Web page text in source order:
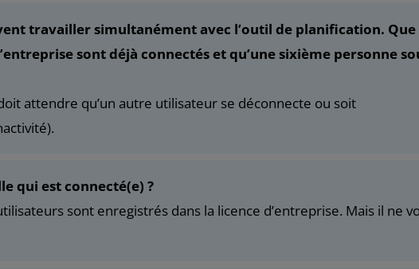
travailler simultanément avec l’outil de planification. Que
sont déjà connectés et qu’une sixième personne
attendre qu’un autre utilisateur se déconnecte ou soit
qui est connecté(e) ?
sont enregistrés dans la licence d’entreprise. Mais il ne